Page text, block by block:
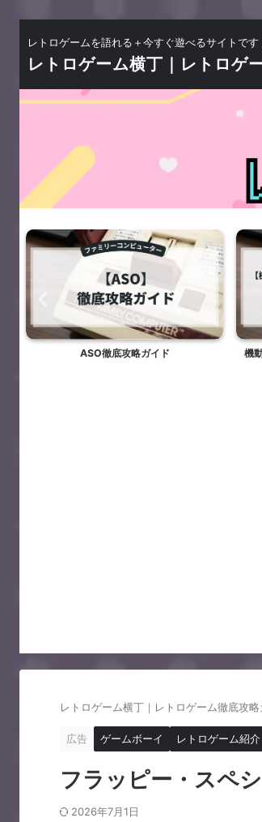
レトロゲームを語れる＋今すぐ遊べるサイトです
レトロゲーム横丁｜レトロゲ
ASO徹底攻略ガイド
機
レトロゲーム横丁｜レトロゲーム徹底攻
広告 ゲームボーイ レトロゲーム紹介
フラッピー・スペ
2026年7月1日